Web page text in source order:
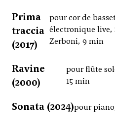
Prima
traccia
(2017)
pour cor de
électronique live,
Zerboni, 9 min
Ravine
(2000)
pour flûte
15 min
Sonata (2024)pour